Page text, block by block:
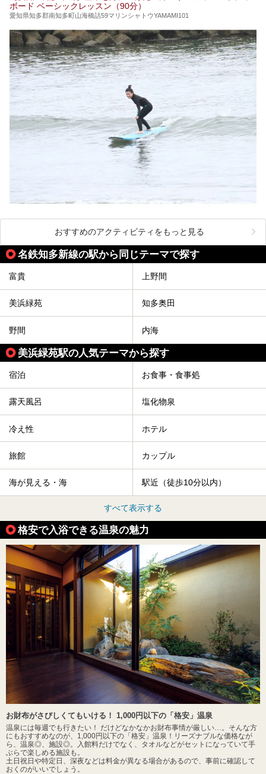
ボード ベーシックレッスン（90分）
愛知県知多郡南知多町山海橋詰59マリンシャトウYAMAMI101
おすすめのアクティビティをもっと見る
名鉄知多新線の駅から同じテーマで探す
富貴 上野間
美浜緑苑 知多奥田
野間 内海
美浜緑苑駅の人気テーマから探す
宿泊 お食事・食事処
露天風呂 塩化物泉
冷え性 ホテル
旅館 カップル
海が見える・海 駅近（徒歩10分以内）
すべて表示する
格安で入浴できる温泉の魅力
お財布がさびしくてもいける！ 1,000円以下の「格安」温泉
温泉には毎週でも行きたい！ だけどなかなかお財布事情が厳しい…。そんな方
にもおすすめなのが、1,000円以下の「格安」温泉！リーズナブルな価格なが
ら、温泉◎、施設◎。入館料だけでなく、タオルなどがセットになっていて手
ぶらで楽しめる施設も。
土日祝日や特定日、深夜などは料金が異なる場合があるので、事前に確認して
おくのがいいでしょう。